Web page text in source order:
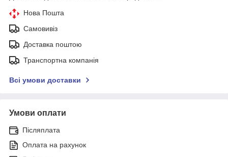
Нова Пошта
Самовивіз
Доставка поштою
Транспортна компанія
Всі умови доставки
Умови оплати
Післяплата
Оплата на рахунок